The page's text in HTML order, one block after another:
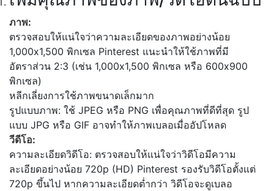
ภาพ:
ตรวจสอบให้แน่ใจว่าความละเอียดของภาพอย่างน้อย
1,000x1,500 พิกเซล Pinterest แนะนำให้ใช้ภาพที่มี
อัตราส่วน 2:3 (เช่น 1,000x1,500 พิกเซล หรือ 600x900
พิกเซล)
หลีกเลี่ยงการใช้ภาพขนาดเล็กมาก
รูปแบบภาพ: ใช้ JPEG หรือ PNG เพื่อคุณภาพที่ดีที่สุด รูป
แบบ JPG หรือ GIF อาจทำให้ภาพเบลอเมื่ออัปโหลด
วีดีโอ:
ความละเอียดวิดีโอ: ตรวจสอบให้แน่ใจว่าวิดีโอมีความ
ละเอียดอย่างน้อย 720p (HD) Pinterest รองรับวิดีโอตั้งแต่
720p ขึ้นไป หากความละเอียดต่ำกว่า วิดีโอจะดูเบลอ